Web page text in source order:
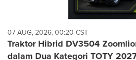
07 AUG, 2026, 00:20 CST
Traktor Hibrid DV3504
dalam Dua Kategori TOTY